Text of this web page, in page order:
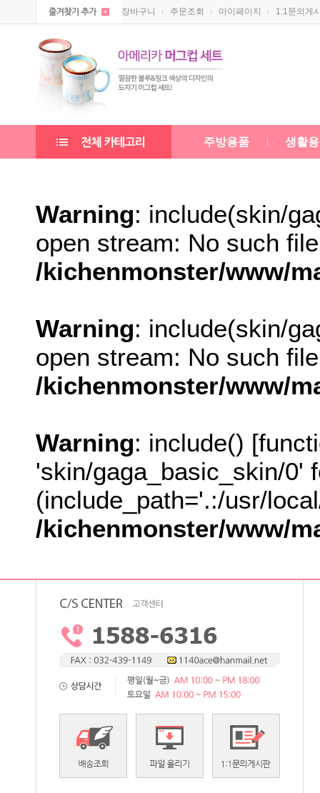
장바구니 주문조회 마이페이지 1:1문의게
주방용품 생활
Warning: include(skin/
open stream: No such
/kichenmonster/www/
Warning: include(skin/
open stream: No such
/kichenmonster/www/
Warning: include() [
(include_path='.:/usr/
/kichenmonster/www/